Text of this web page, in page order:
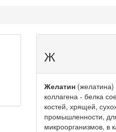
Ж
Желатин
коллагена - белка
костей, хрящей,
промышленности,
микроорганизмов, в